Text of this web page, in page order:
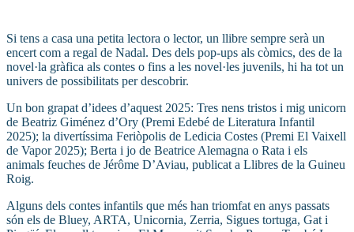
Si tens a casa una petita lectora o lector, un llibre sempre serà un
encert com a regal de Nadal. Des dels pop-ups als còmics, des de la
novel·la gràfica als contes o fins a les novel·les juvenils, hi ha tot un
univers de possibilitats per descobrir.
Un bon grapat d’idees d’aquest 2025: Tres nens tristos i mig unicorn
de Beatriz Giménez d’Ory (Premi Edebé de Literatura Infantil
2025); la divertíssima Feriòpolis de Ledicia Costes (Premi El Vaixell
de Vapor 2025); Berta i jo de Beatrice Alemagna o Rata i els
animals feuches de Jérôme D’Aviau, publicat a Llibres de la Guineu
Roig.
Alguns dels contes infantils que més han triomfat en anys passats
són els de Bluey, ARTA, Unicornia, Zerria, Sigues tortuga, Gat i